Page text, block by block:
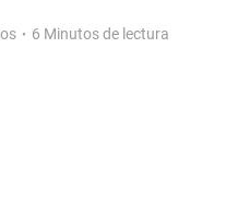
6 Minutos de lectura